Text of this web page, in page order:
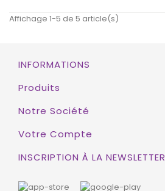
HORS STOCK
Affichage 1-5 de 5 article(s)
INFORMATIONS
Produits
Notre Société
Votre Compte
INSCRIPTION À LA NEWSLETTER